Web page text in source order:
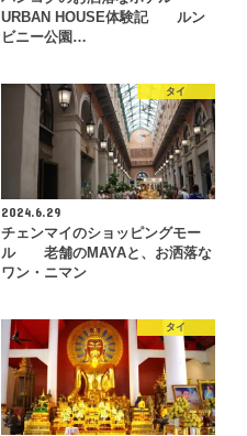
URBAN HOUSE体験記 ルン
ビニー公園…
タイ
2024.6.29
チェンマイのショッピングモー
ル 老舗のMAYAと、お洒落な
ワン・ニマン
タイ